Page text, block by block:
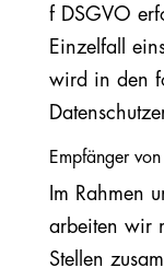
f DSGVO
Einzelfall
wird in den
Empfänger
Im Rahmen
arbeiten wir
Stellen